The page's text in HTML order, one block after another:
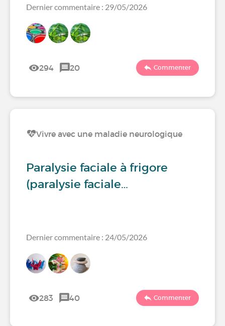
Dernier commentaire : 29/05/2026
294 20 Commenter
Vivre avec une maladie neurologique
Paralysie faciale à frigore
(paralysie faciale…
Dernier commentaire : 24/05/2026
283 40 Commenter